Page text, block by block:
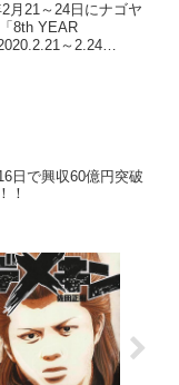
月21～24日にナゴヤ
8th YEAR
～2.24
日で興収60億円突破
！